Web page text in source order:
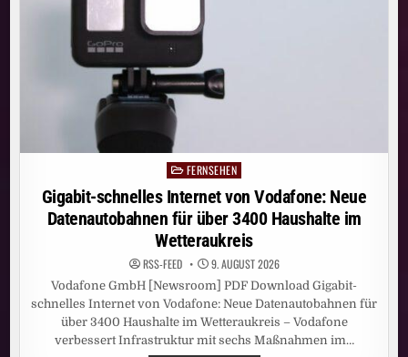
Posted
in
FERNSEHEN
Gigabit-schnelles Internet von Vodafone: Neue
Datenautobahnen für über 3400 Haushalte im
Wetteraukreis
RSS-FEED 9. AUGUST 2026
Vodafone GmbH [Newsroom] PDF Download Gigabit-
schnelles Internet von Vodafone: Neue Datenautobahnen für
über 3400 Haushalte im Wetteraukreis – Vodafone
verbessert Infrastruktur mit sechs Maßnahmen im…